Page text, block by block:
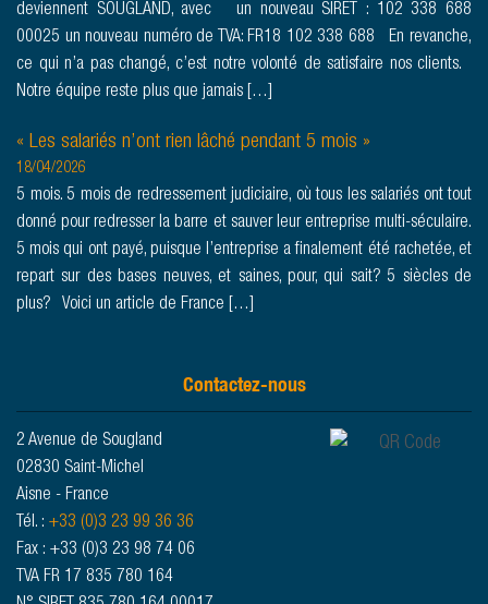
deviennent SOUGLAND, avec un nouveau SIRET : 102 338 688
00025 un nouveau numéro de TVA: FR18 102 338 688 En revanche,
ce qui n’a pas changé, c’est notre volonté de satisfaire nos clients.
Notre équipe reste plus que jamais […]
« Les salariés n’ont rien lâché pendant 5 mois »
18/04/2026
5 mois. 5 mois de redressement judiciaire, où tous les salariés ont tout
donné pour redresser la barre et sauver leur entreprise multi-séculaire.
5 mois qui ont payé, puisque l’entreprise a finalement été rachetée, et
repart sur des bases neuves, et saines, pour, qui sait? 5 siècles de
plus? Voici un article de France […]
Contactez-nous
2 Avenue de Sougland
02830 Saint-Michel
Aisne - France
Tél. : +33 (0)3 23 99 36 36
Fax : +33 (0)3 23 98 74 06
TVA FR 17 835 780 164